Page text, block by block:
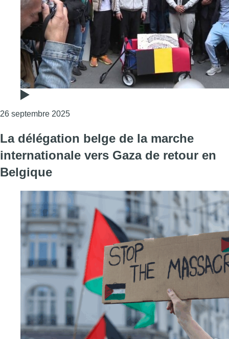
26 septembre 2025Consulter l'article "Une marche contre le
La délégation belge de la marche
internationale vers Gaza de retour en
Belgique